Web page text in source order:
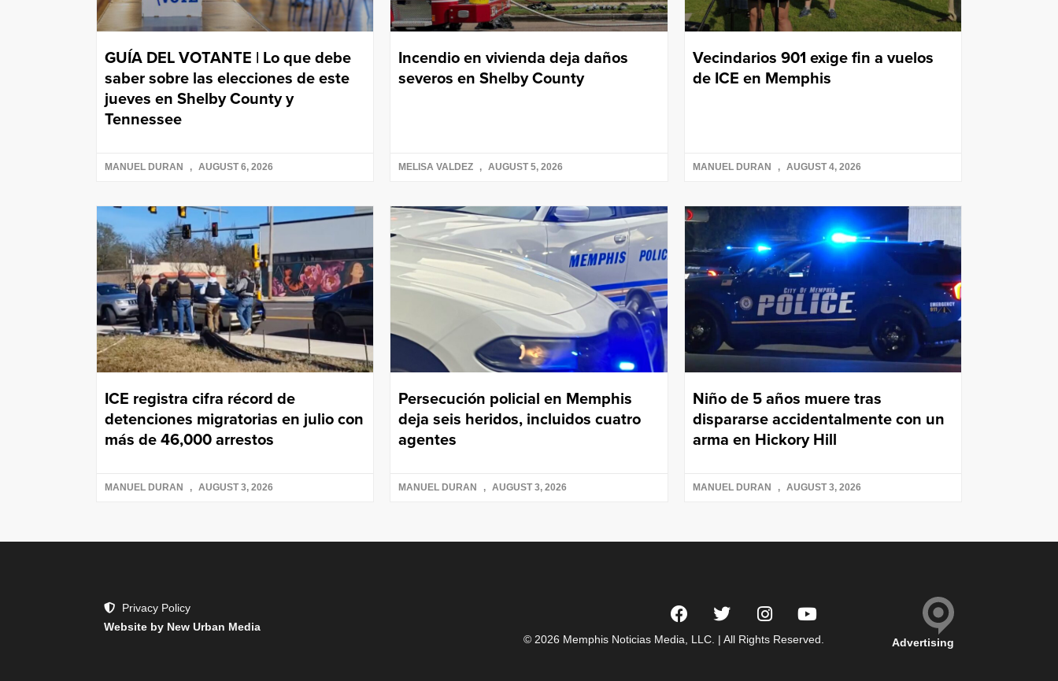
GUÍA DEL VOTANTE | Lo que debe
saber sobre las elecciones de este
jueves en Shelby County y
Tennessee
MANUEL DURAN AUGUST 6, 2026
Incendio en vivienda deja daños
severos en Shelby County
MELISA VALDEZ AUGUST 5, 2026
Vecindarios 901 exige fin a vuelos
de ICE en Memphis
MANUEL DURAN AUGUST 4, 2026
ICE registra cifra récord de
detenciones migratorias en julio con
más de 46,000 arrestos
MANUEL DURAN AUGUST 3, 2026
Persecución policial en Memphis
deja seis heridos, incluidos cuatro
agentes
MANUEL DURAN AUGUST 3, 2026
Niño de 5 años muere tras
dispararse accidentalmente con un
arma en Hickory Hill
MANUEL DURAN AUGUST 3, 2026
Privacy Policy
Website by New Urban Media
© 2026 Memphis Noticias Media, LLC. | All Rights Reserved.
Advertising